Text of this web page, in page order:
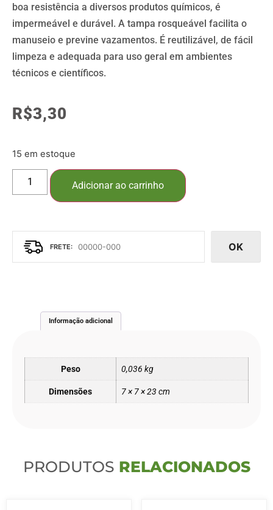
boa resistência a diversos produtos químicos, é
impermeável e durável. A tampa rosqueável facilita o
manuseio e previne vazamentos. É reutilizável, de fácil
limpeza e adequada para uso geral em ambientes
técnicos e científicos.
R$3,30
15 em estoque
Adicionar ao carrinho
OK
Informação adicional
Peso 0,036 kg
Dimensões 7 × 7 × 23 cm
PRODUTOS RELACIONADOS